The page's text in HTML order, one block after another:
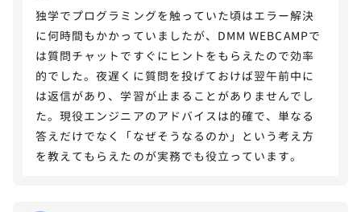
独学でプログラミングを触っていた頃はエラー解決
に何時間もかかっていましたが、DMM WEBCAMPで
は質問チャットですぐにヒントをもらえたので効率
的でした。夜遅くに質問を投げておけば翌午前中に
は返信があり、学習が止まることがありませんでし
た。現役エンジニアのアドバイスは的確で、単なる
答えだけでなく「なぜそうなるのか」という考え方
を教えてもらえたのが実務でも役立っています。